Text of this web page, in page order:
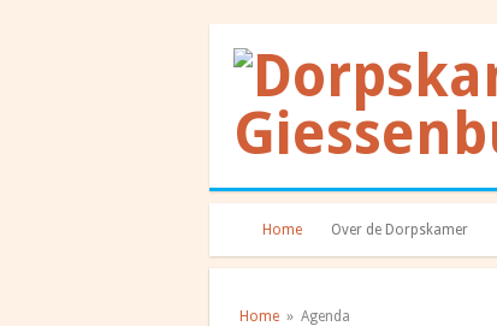
Home Over de Dorpskamer
Home » Agenda